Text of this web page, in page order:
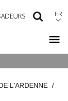
FR
L'ARDENNE